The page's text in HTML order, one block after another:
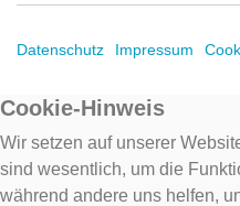
Datenschutz Impressum
Cookie-Hinweis
Wir setzen auf unserer
sind wesentlich, um die
während andere uns helfen,